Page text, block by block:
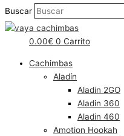
Buscar
0.00€ 0 Carrito
Cachimbas
Aladín
Aladin 2GO
Aladin 360
Aladin 460
Amotion Hookah